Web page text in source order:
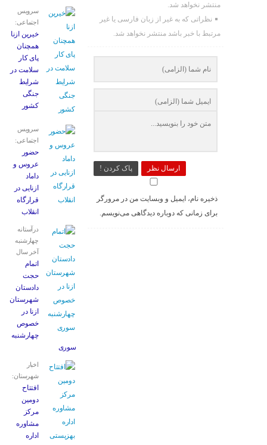
منتشر نخواهد شد.
نظراتی که به غیر از زبان فارسی یا غیر
مرتبط با خبر باشد منتشر نخواهد شد.
ارسال نظر پاک کردن !
ذخیره نام، ایمیل و وبسایت من در مرورگر
برای زمانی که دوباره دیدگاهی می‌نویسم.
سرویس
اجتماعی:
خیرین ازنا
همچنان
پای کار
سلامت در
شرایط
جنگی
کشور
سرویس
اجتماعی:
حضور
عروس و
داماد
ازنایی در
قرارگاه
انقلاب
درآستانه
چهارشنبه
آخر سال
اتمام
حجت
دادستان
شهرستان
ازنا در
خصوص
چهارشنبه
‌سوری
اخبار
شهرستان:
افتتاح
دومین
مرکز
مشاوره
اداره